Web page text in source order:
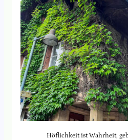
Höflichkeit ist Wahrheit,